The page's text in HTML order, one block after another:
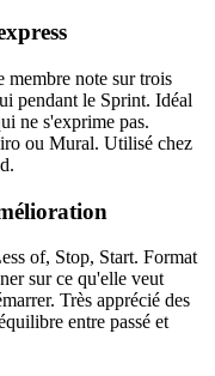
membre note sur trois
pendant le Sprint. Idéal
ne s'exprime pas.
ou Mural. Utilisé chez
of, Stop, Start. Format
sur ce qu'elle veut
Très apprécié des
entre passé et